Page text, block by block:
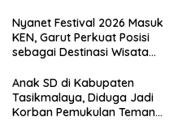
Nyanet Festival 2026 Masuk
KEN, Garut Perkuat Posisi
sebagai Destinasi Wisata
Anak SD di Kabupaten
Tasikmalaya, Diduga Jadi
Korban Pemukulan Teman